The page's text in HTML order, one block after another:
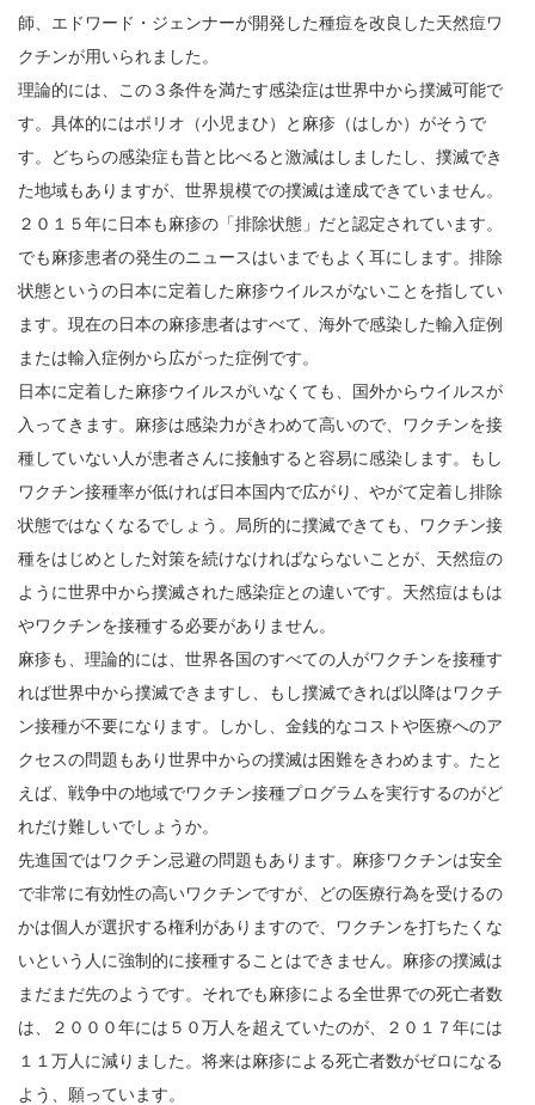
師、エドワード・ジェンナーが開発した種痘を改良した天然痘ワ
クチンが用いられました。
理論的には、この３条件を満たす感染症は世界中から撲滅可能で
す。具体的にはポリオ（小児まひ）と麻疹（はしか）がそうで
す。どちらの感染症も昔と比べると激減はしましたし、撲滅でき
た地域もありますが、世界規模での撲滅は達成できていません。
２０１５年に日本も麻疹の「排除状態」だと認定されています。
でも麻疹患者の発生のニュースはいまでもよく耳にします。排除
状態というの日本に定着した麻疹ウイルスがないことを指してい
ます。現在の日本の麻疹患者はすべて、海外で感染した輸入症例
または輸入症例から広がった症例です。
日本に定着した麻疹ウイルスがいなくても、国外からウイルスが
入ってきます。麻疹は感染力がきわめて高いので、ワクチンを接
種していない人が患者さんに接触すると容易に感染します。もし
ワクチン接種率が低ければ日本国内で広がり、やがて定着し排除
状態ではなくなるでしょう。局所的に撲滅できても、ワクチン接
種をはじめとした対策を続けなければならないことが、天然痘の
ように世界中から撲滅された感染症との違いです。天然痘はもは
やワクチンを接種する必要がありません。
麻疹も、理論的には、世界各国のすべての人がワクチンを接種す
れば世界中から撲滅できますし、もし撲滅できれば以降はワクチ
ン接種が不要になります。しかし、金銭的なコストや医療へのア
クセスの問題もあり世界中からの撲滅は困難をきわめます。たと
えば、戦争中の地域でワクチン接種プログラムを実行するのがど
れだけ難しいでしょうか。
先進国ではワクチン忌避の問題もあります。麻疹ワクチンは安全
で非常に有効性の高いワクチンですが、どの医療行為を受けるの
かは個人が選択する権利がありますので、ワクチンを打ちたくな
いという人に強制的に接種することはできません。麻疹の撲滅は
まだまだ先のようです。それでも麻疹による全世界での死亡者数
は、２０００年には５０万人を超えていたのが、２０１７年には
１１万人に減りました。将来は麻疹による死亡者数がゼロになる
よう、願っています。